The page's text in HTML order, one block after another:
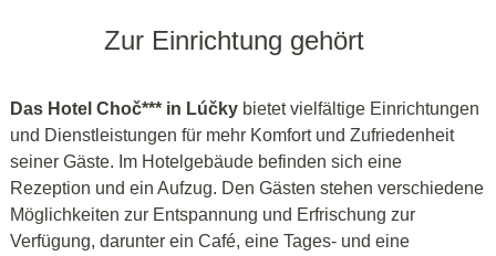
Zur Einrichtung gehört
Das Hotel Choč*** in Lúčky bietet vielfältige Einrichtungen
und Dienstleistungen für mehr Komfort und Zufriedenheit
seiner Gäste. Im Hotelgebäude befinden sich eine
Rezeption und ein Aufzug. Den Gästen stehen verschiedene
Möglichkeiten zur Entspannung und Erfrischung zur
Verfügung, darunter ein Café, eine Tages- und eine